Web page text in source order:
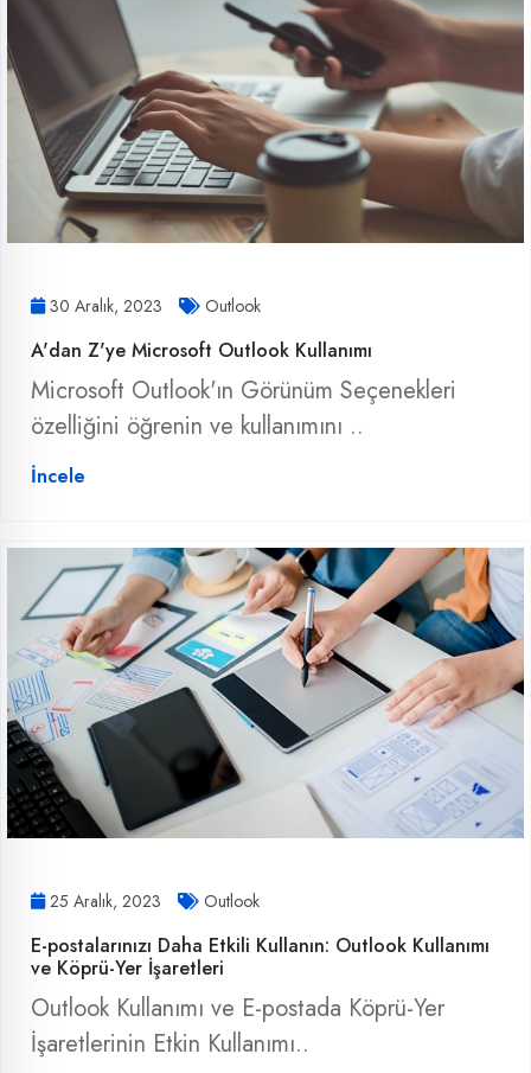
30 Aralık, 2023 Outlook
A'dan Z'ye Microsoft Outlook Kullanımı
Microsoft Outlook'ın Görünüm Seçenekleri
özelliğini öğrenin ve kullanımını ..
İncele
25 Aralık, 2023 Outlook
E-postalarınızı Daha Etkili Kullanın: Outlook Kullanımı
ve Köprü-Yer İşaretleri
Outlook Kullanımı ve E-postada Köprü-Yer
İşaretlerinin Etkin Kullanımı..